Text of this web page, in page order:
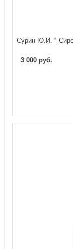
Сурин Ю.И. "
3 000 руб.